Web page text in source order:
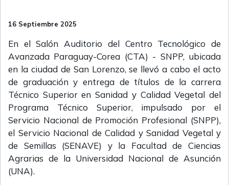
16 Septiembre 2025
En el Salón Auditorio del Centro Tecnológico de
Avanzada Paraguay-Corea (CTA) - SNPP, ubicada
en la ciudad de San Lorenzo, se llevó a cabo el acto
de graduación y entrega de títulos de la carrera
Técnico Superior en Sanidad y Calidad Vegetal del
Programa Técnico Superior, impulsado por el
Servicio Nacional de Promoción Profesional (SNPP),
el Servicio Nacional de Calidad y Sanidad Vegetal y
de Semillas (SENAVE) y la Facultad de Ciencias
Agrarias de la Universidad Nacional de Asunción
(UNA).